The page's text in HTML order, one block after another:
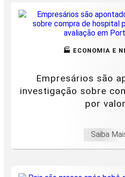
🏭 ECONOMIA E
Empresários são
investigação sobre
por
Saiba